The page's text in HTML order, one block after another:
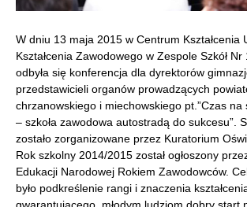
W dniu 13 maja 2015 w Centrum Kształcenia
Kształcenia Zawodowego w Zespole Szkół Nr
odbyła się konferencja dla dyrektorów
przedstawicieli organów prowadzących
chrzanowskiego i miechowskiego pt.”Czas na
– szkoła zawodowa autostradą do sukcesu”.
zostało zorganizowane przez Kuratorium
Rok szkolny 2014/2015 został ogłoszony
Edukacji Narodowej Rokiem Zawodowców.
było podkreślenie rangi i znaczenia